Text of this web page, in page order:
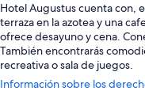
Hotel Augustus cuenta con,
terraza en la azotea y una
ofrece desayuno y cena.
También encontrarás
recreativa o sala de juegos.
También hay otros servicios,
Información sobre los